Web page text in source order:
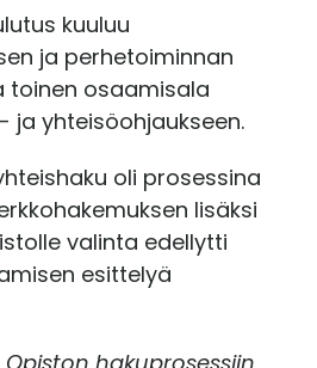
kuuluu
ja perhetoiminnan
toinen osaamisala
ja yhteisöohjaukseen.
oli prosessina
lisäksi
valinta edellytti
esittelyä